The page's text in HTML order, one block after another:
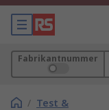
Fabrikantnummer
/ Test &